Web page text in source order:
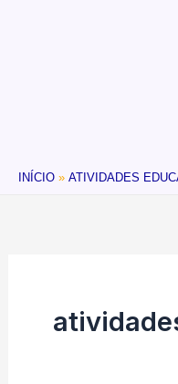
INÍCIO ATIVIDADES